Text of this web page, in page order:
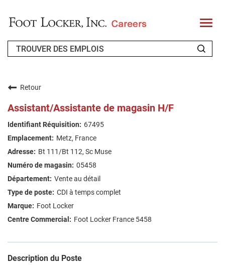
T
o
l
FAQ
RECHERCHE DE TRAVAIL
Retour
Assistant/Assistante de magasin H/F
67495
Metz, France
Bt 111/Bt 112, Sc Muse
05458
Vente au détail
CDI à temps complet
Foot Locker
Foot Locker France 5458
Description du Poste